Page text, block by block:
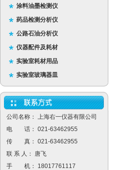
涂料油墨检测仪
药品检测分析仪
公路石油分析仪
仪器配件及耗材
实验室耗材用品
实验室玻璃器皿
公司名称： 上海右一仪器有限公司
电 话： 021-63462955
传 真： 021-63462955
联 系 人： 唐飞
手 机： 18017761117